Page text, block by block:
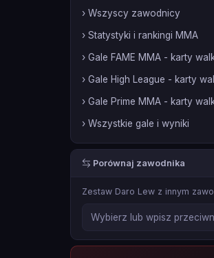
› Wszyscy zawodnicy
› Statystyki i rankingi MMA
› Gale FAME MMA - karty
› Gale High League - karty
› Gale Prime MMA - karty
› Wszystkie gale i wyniki
Porównaj zawodnika
Zestaw Daro Lew z innym